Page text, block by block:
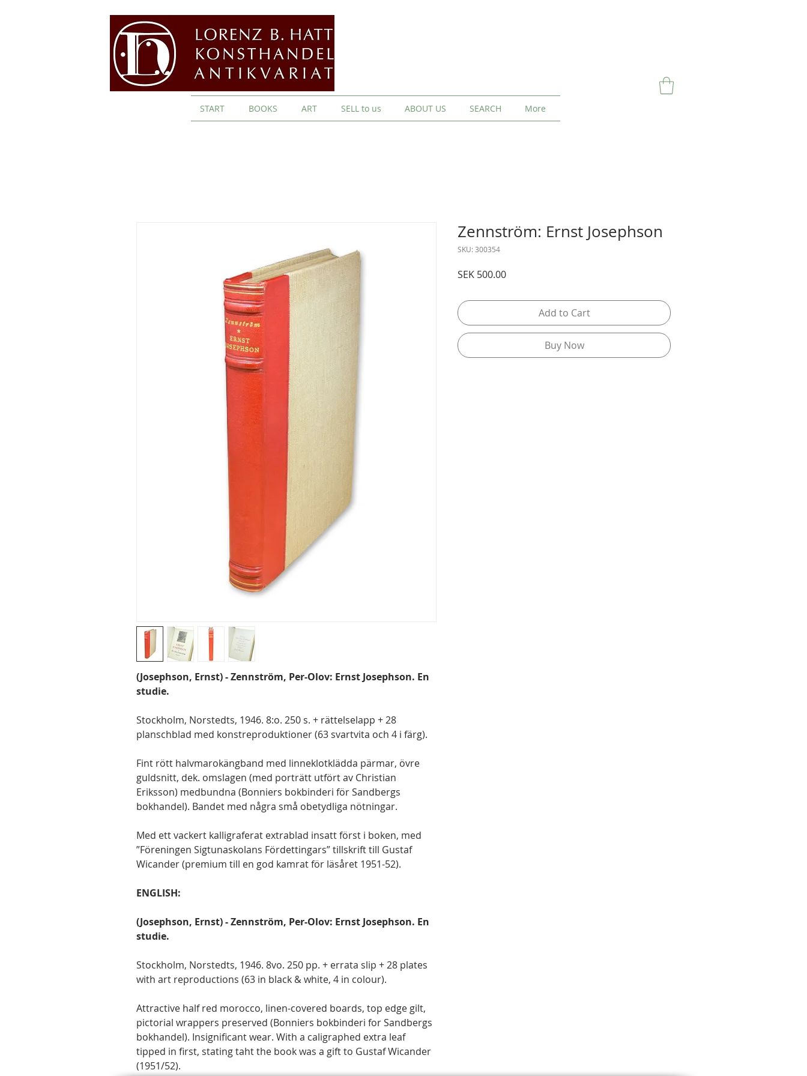
START BOOKS ART SELL to us ABOUT US SEARCH More
(Josephson, Ernst) - Zennström, Per-Olov: Ernst Josephson. En
studie.
Stockholm, Norstedts, 1946. 8:o. 250 s. + rättelselapp + 28
planschblad med konstreproduktioner (63 svartvita och 4 i färg).
Fint rött halvmarokängband med linneklotklädda pärmar, övre
guldsnitt, dek. omslagen (med porträtt utfört av Christian
Eriksson) medbundna (Bonniers bokbinderi för Sandbergs
bokhandel). Bandet med några små obetydliga nötningar.
Med ett vackert kalligraferat extrablad insatt först i boken, med
”Föreningen Sigtunaskolans Fördettingars” tillskrift till Gustaf
Wicander (premium till en god kamrat för läsåret 1951-52).
ENGLISH:
(Josephson, Ernst) - Zennström, Per-Olov: Ernst Josephson. En
studie.
Stockholm, Norstedts, 1946. 8vo. 250 pp. + errata slip + 28 plates
with art reproductions (63 in black & white, 4 in colour).
Attractive half red morocco, linen-covered boards, top edge gilt,
pictorial wrappers preserved (Bonniers bokbinderi for Sandbergs
bokhandel). Insignificant wear. With a caligraphed extra leaf
tipped in first, stating taht the book was a gift to Gustaf Wicander
(1951/52).
Zennström: Ernst Josephson
SKU: 300354
SEK 500.00Price
Add to Cart
Buy Now